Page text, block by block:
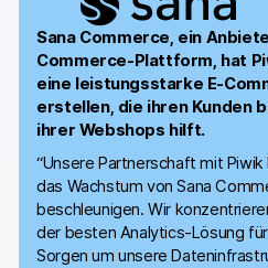
Sana Commerce, ein
Commerce-Plattform, hat
eine leistungsstarke E-
erstellen, die ihren Kunden
ihrer Webshops hilft.
“Unsere Partnerschaft mit
das Wachstum von Sana
beschleunigen. Wir
der besten Analytics-Lösung
Sorgen um unsere